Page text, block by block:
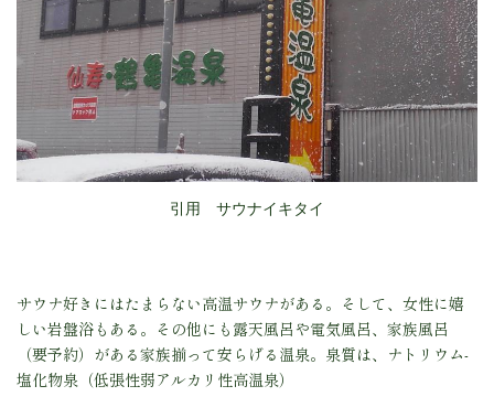
引用 サウナイキタイ
サウナ好きにはたまらない高温サウナがある。そして、女性に嬉
しい岩盤浴もある。 その他にも露天風呂や電気風呂、家族風呂
（要予約）がある家族揃って安らげる温泉。 泉質は、 ナトリウム-
塩化物泉（低張性弱アルカリ性高温泉）